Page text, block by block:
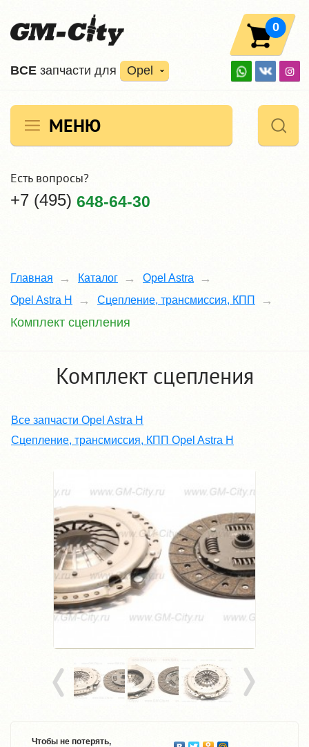
ВCE запчасти для Opel
0
МЕНЮ
Есть вопросы?
+7 (495) 648-64-30
Главная Каталог
Opel Astra
Opel Astra H
Сцепление, трансмиссия, КПП
Комплект сцепления
Комплект сцепления
Все запчасти Opel Astra H
Сцепление, трансмиссия, КПП Opel Astra H
Чтобы не потерять,